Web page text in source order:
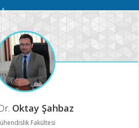
Mobil
Oktay Şahbaz
Fakültesi